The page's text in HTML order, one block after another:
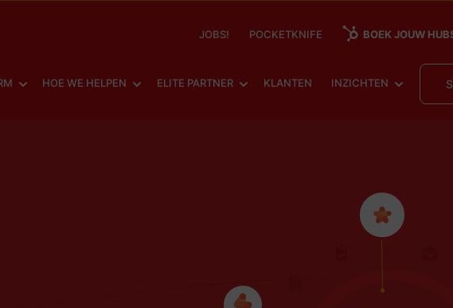
JOBS! POCKETKNIFE BOEK JOUW
SHOW SUBMENU FOR
HOE WE HELPEN SHOW SUBMENU FOR
ELITE PARTNER SHOW SUBMENU FOR
KLANTEN INZICHTEN SHOW